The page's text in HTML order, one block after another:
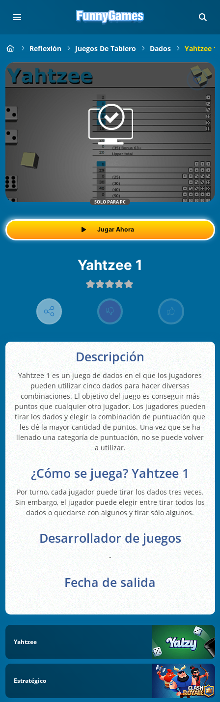
Reflexión Juegos De Tablero Dados Yahtzee 1
SOLO PARA PC
Jugar Ahora
Yahtzee 1
Descripción
Yahtzee 1 es un juego de dados en el que los jugadores
pueden utilizar cinco dados para hacer diversas
combinaciones. El objetivo del juego es conseguir más
puntos que cualquier otro jugador. Los jugadores pueden
tirar los dados y elegir la combinación de puntuación que
les dé la mayor cantidad de puntos. Una vez que se ha
llenado una categoría de puntuación, no se puede volver
a utilizar.
¿Cómo se juega? Yahtzee 1
Por turno, cada jugador puede tirar los dados tres veces.
Sin embargo, el jugador puede elegir entre tirar todos los
dados o quedarse con algunos y tirar sólo algunos.
Desarrollador de juegos
-
Fecha de salida
-
Yahtzee
Estratégico